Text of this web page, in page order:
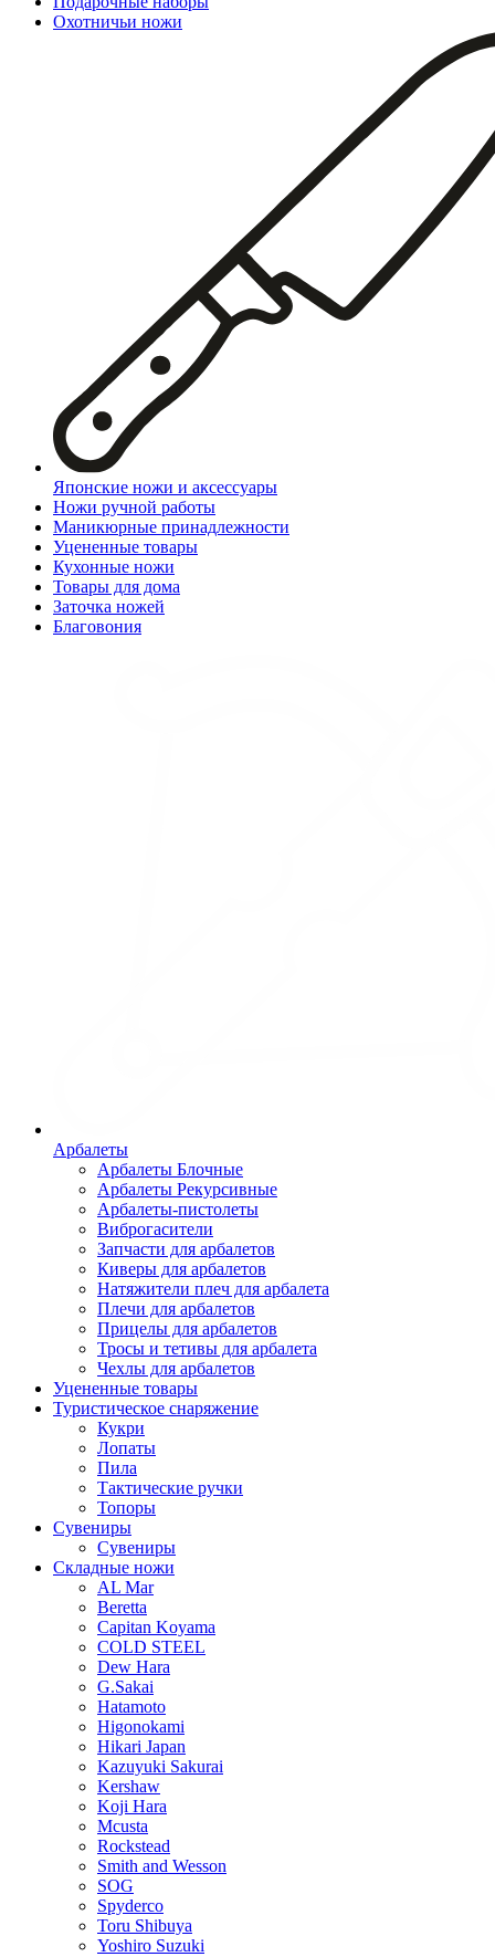
Охотничьи ножи
Японские ножи и аксессуары
Ножи ручной работы
Маникюрные принадлежности
Уцененные товары
Кухонные ножи
Товары для дома
Заточка ножей
Благовония
Арбалеты
Арбалеты Блочные
Арбалеты Рекурсивные
Арбалеты-пистолеты
Виброгасители
Запчасти для арбалетов
Киверы для арбалетов
Натяжители плеч для арбалета
Плечи для арбалетов
Прицелы для арбалетов
Тросы и тетивы для арбалета
Чехлы для арбалетов
Уцененные товары
Туристическое снаряжение
Кукри
Лопаты
Пила
Тактические ручки
Топоры
Сувениры
Сувениры
Складные ножи
AL Mar
Beretta
Capitan Koyama
COLD STEEL
Dew Hara
G.Sakai
Hatamoto
Higonokami
Hikari Japan
Kazuyuki Sakurai
Kershaw
Koji Hara
Mcusta
Rockstead
Smith and Wesson
SOG
Spyderco
Toru Shibuya
Yoshiro Suzuki